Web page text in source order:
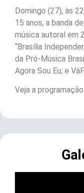
Domingo (27), às
15 anos, a banda
música autoral em
“Brasília
da Pró-Música
Agora Sou Eu; e
Veja a